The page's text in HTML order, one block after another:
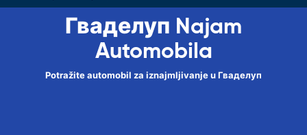
Гваделуп Najam
Automobila
Potražite automobil za iznajmljivanje u Гваделуп